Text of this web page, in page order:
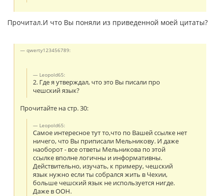
Прочитал.И что Вы поняли из приведенной моей цитаты?
qwerty123456789:
Leopold65:
2. Где я утверждал, что это Вы писали про
чешский язык?
Прочитайте на стр. 30:
Leopold65:
Самое интересное тут то,что по Вашей ссылке нет
ничего, что Вы приписали Мельникову. И даже
наоборот - все ответы Мельникова по этой
ссылке вполне логичны и информативны.
Действительно, изучать, к примеру, чешский
язык нужно если ты собрался жить в Чехии,
больше чешский язык не используется нигде.
Даже в ООН.